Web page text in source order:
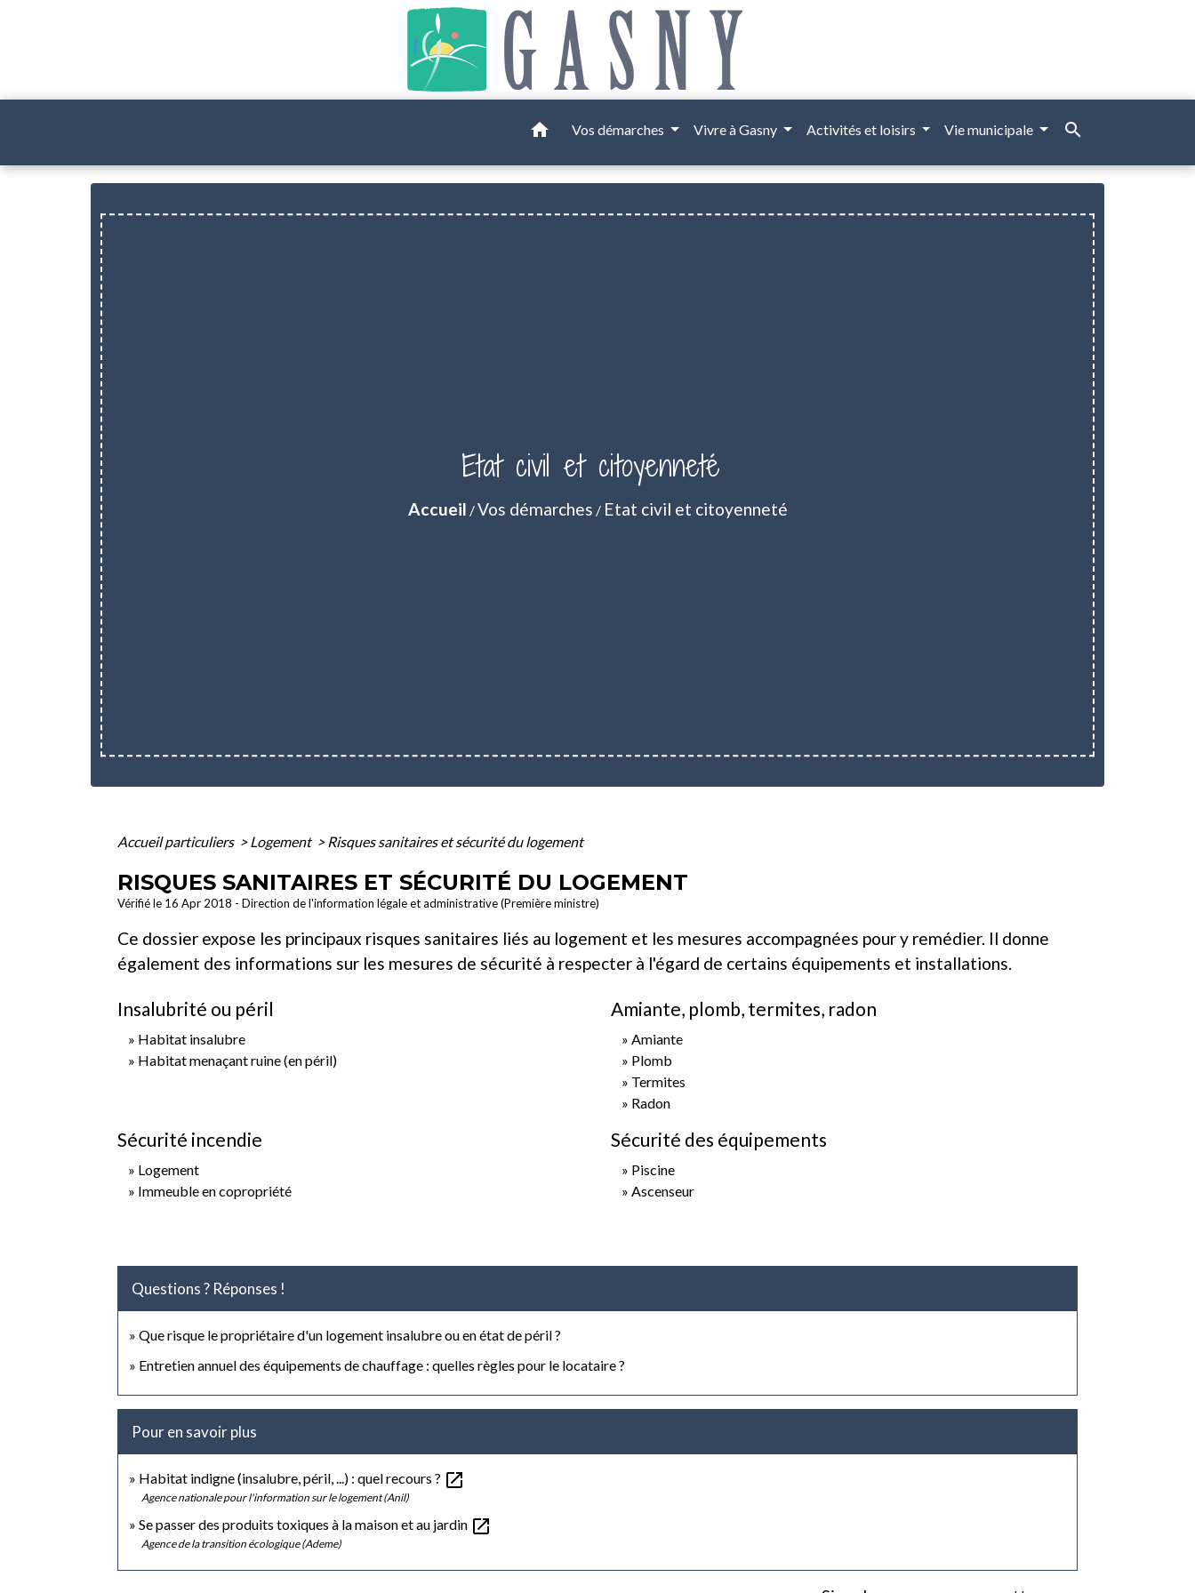
home Vos démarches Vivre à Gasny Activités et loisirs Vie municipale search
Etat civil et citoyenneté
Accueil /Vos démarches / Etat civil et citoyenneté
Accueil particuliers > Logement > Risques sanitaires et sécurité du logement
RISQUES SANITAIRES ET SÉCURITÉ DU LOGEMENT
Vérifié le 16 Apr 2018 - Direction de l'information légale et administrative (Première ministre)
Ce dossier expose les principaux risques sanitaires liés au logement et les mesures accompagnées pour y remédier. Il donne
également des informations sur les mesures de sécurité à respecter à l'égard de certains équipements et installations.
Insalubrité ou péril
Habitat insalubre
Habitat menaçant ruine (en péril)
Amiante, plomb, termites, radon
Amiante
Plomb
Termites
Radon
Sécurité incendie
Logement
Immeuble en copropriété
Sécurité des équipements
Piscine
Ascenseur
Questions ? Réponses !
Que risque le propriétaire d'un logement insalubre ou en état de péril ?
Entretien annuel des équipements de chauffage : quelles règles pour le locataire ?
Pour en savoir plus
Habitat indigne (insalubre, péril, ...) : quel recours ? open_in_new
Agence nationale pour l'information sur le logement (Anil)
Se passer des produits toxiques à la maison et au jardin open_in_new
Agence de la transition écologique (Ademe)